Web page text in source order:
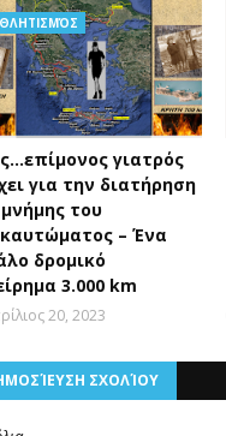
γιατρός
για την διατήρηση
του
– Ένα
δρομικό
3.000 km
20, 2023
ΣΧΟΛΊΟΥ